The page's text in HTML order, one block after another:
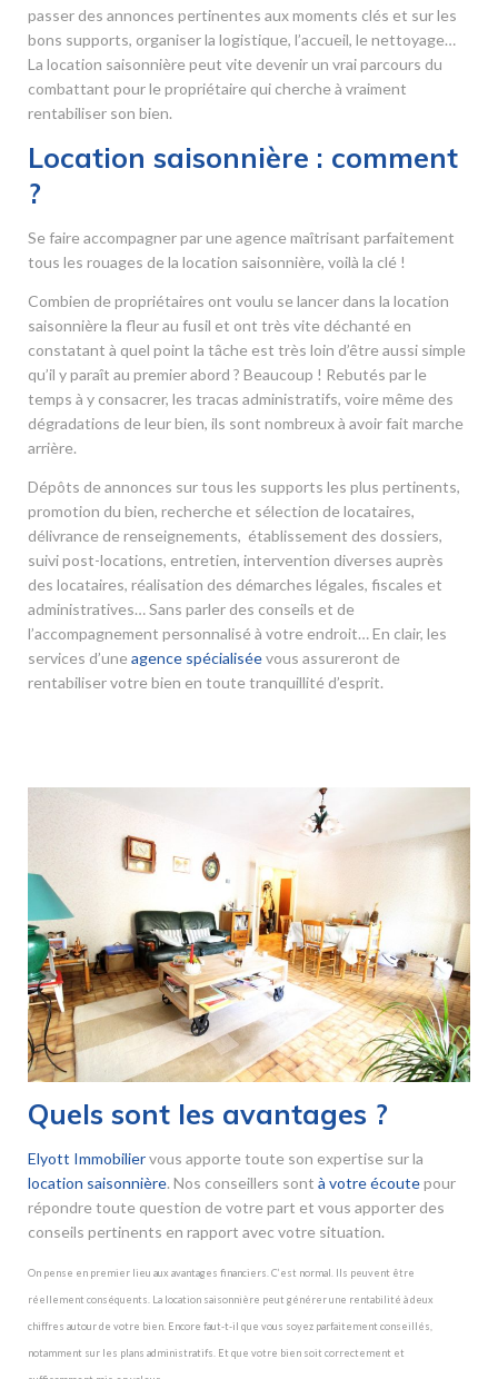
passer des annonces pertinentes aux moments clés et sur les
bons supports, organiser la logistique, l’accueil, le nettoyage…
La location saisonnière peut vite devenir un vrai parcours du
combattant pour le propriétaire qui cherche à vraiment
rentabiliser son bien.
Location saisonnière : comment
?
Se faire accompagner par une agence maîtrisant parfaitement
tous les rouages de la location saisonnière, voilà la clé !
Combien de propriétaires ont voulu se lancer dans la location
saisonnière la fleur au fusil et ont très vite déchanté en
constatant à quel point la tâche est très loin d’être aussi simple
qu’il y paraît au premier abord ? Beaucoup ! Rebutés par le
temps à y consacrer, les tracas administratifs, voire même des
dégradations de leur bien, ils sont nombreux à avoir fait marche
arrière.
Dépôts de annonces sur tous les supports les plus pertinents,
promotion du bien, recherche et sélection de locataires,
délivrance de renseignements, établissement des dossiers,
suivi post-locations, entretien, intervention diverses auprès
des locataires, réalisation des démarches légales, fiscales et
administratives… Sans parler des conseils et de
l’accompagnement personnalisé à votre endroit… En clair, les
services d’une agence spécialiséevous assureront de
rentabiliser votre bien en toute tranquillité d’esprit.
Quels sont les avantages ?
Elyott Immobiliervous apporte toute son expertise sur la
location saisonnière. Nos conseillers sont à votre écoutepour
répondre toute question de votre part et vous apporter des
conseils pertinents en rapport avec votre situation.
On pense en premier lieu aux avantages financiers. C’est normal. Ils peuvent être
réellement conséquents. La location saisonnière peut générer une rentabilité à deux
chiffres autour de votre bien. Encore faut-t-il que vous soyez parfaitement conseillés,
notamment sur les plans administratifs. Et que votre bien soit correctement et